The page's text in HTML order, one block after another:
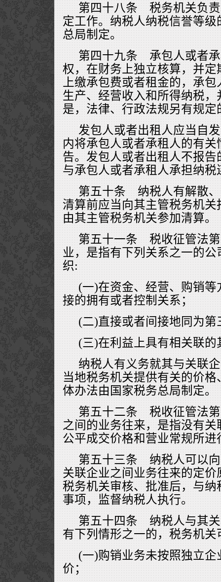
第四十八条 税务机关负
定工作。纳税人纳税信誉等
总局制定。
第四十九条 承包人或者
权，在财务上独立核算，并
上缴承包费或者租金的，承
生产、经营收入和所得纳税
是，法律、行政法规另有规定
发包人或者出租人应当自
内将承包人或者承租人的有
告。发包人或者出租人不报
与承包人或者承租人承担纳税
第五十条 纳税人有解散
清算前应当向其主管税务机
由其主管税务机关参加清算。
第五十一条 税收征管法
业，是指有下列关系之一的
织:
(一)在资金、经营、购销
接的拥有或者控制关系；
(二)直接或者间接地同为
(三)在利益上具有相关联的
纳税人有义务就其与关联
当地税务机关提供有关的价
体办法由国家税务总局制定。
第五十二条 税收征管法
之间的业务往来，是指没有
公平成交价格和营业常规所进
第五十三条 纳税人可以
关联企业之间业务往来的定
税务机关审核、批准后，与
事项，监督纳税人执行。
第五十四条 纳税人与其
有下列情形之一的，税务机
(一)购销业务未按照独立
价；